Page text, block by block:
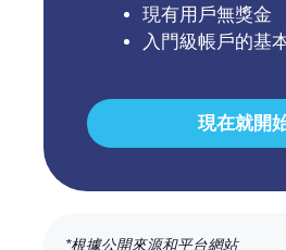
現有用戶無獎金
入門級帳戶的基
現在就開
*根據公開來源和平台網站